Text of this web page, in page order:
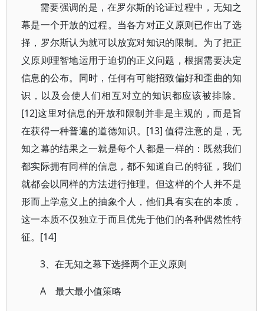
需要强调的是，在罗尔斯的论证过程中，无知之
幕是一个开放的过程。当各方对正义原则已作出了选
择，罗尔斯认为就可以放宽对知识的限制。为了把正
义原则理智地运用于迫切的正义问题，根据需要决定
信息的公布。同时，任何有可能招致偏好和歪曲的知
识，以及会使人们相互对立的知识都应该被排除。
[12]这里对信息的开放和限制并非是主观的，而是旨
在获得一种普遍的道德知识。[13] 值得注意的是，无
知之幕的结果之一就是每个人都是一样的：既然我们
都实际拥有同样的信息，都不知道自己的特征，我们
就都会以同样的方法进行推理。但这样的个人并不是
形而上学意义上的抽象个人，他们具有实在的本质，
这一本质不仅独立于而且优先于他们的各种偶然性特
征。[14]
3、在无知之幕下选择两个正义原则
A 最大最小值策略